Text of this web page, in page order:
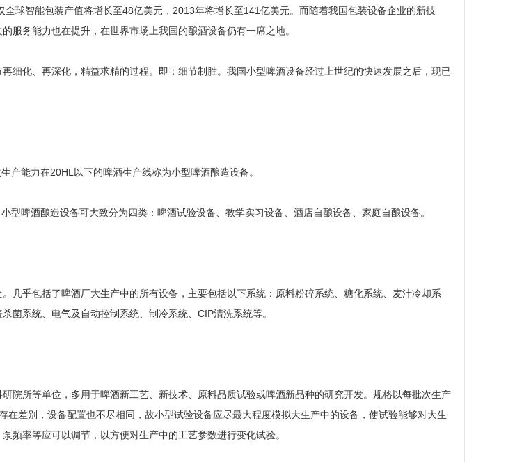
球智能包装产值将增长至48亿美元，2013年将增长至141亿美元。而随着我国包装设备企业的新技
服务能力也在提升，在世界市场上我国的酿酒设备仍有一席之地。
细化、再深化，精益求精的过程。即：细节制胜。我国小型啤酒设备经过上世纪的快速发展之后，现已
产能力在20HL以下的啤酒生产线称为小型啤酒酿造设备。
型啤酒酿造设备可大致分为四类：啤酒试验设备、教学实习设备、酒店自酿设备、家庭自酿设备。
几乎包括了啤酒厂大生产中的所有设备，主要包括以下系统：原料粉碎系统、糖化系统、麦汁冷却系
菌系统、电气及自动控制系统、制冷系统、CIP清洗系统等。
院所等单位，多用于啤酒新工艺、新技术、原料品质试验或啤酒新品种的研究开发。规格以每批次生产
在差别，设备配置也不尽相同，故小型试验设备应尽最大程度模拟大生产中的设备，使试验能够对大生
频率等应可以调节，以方便对生产中的工艺参数进行变化试验。